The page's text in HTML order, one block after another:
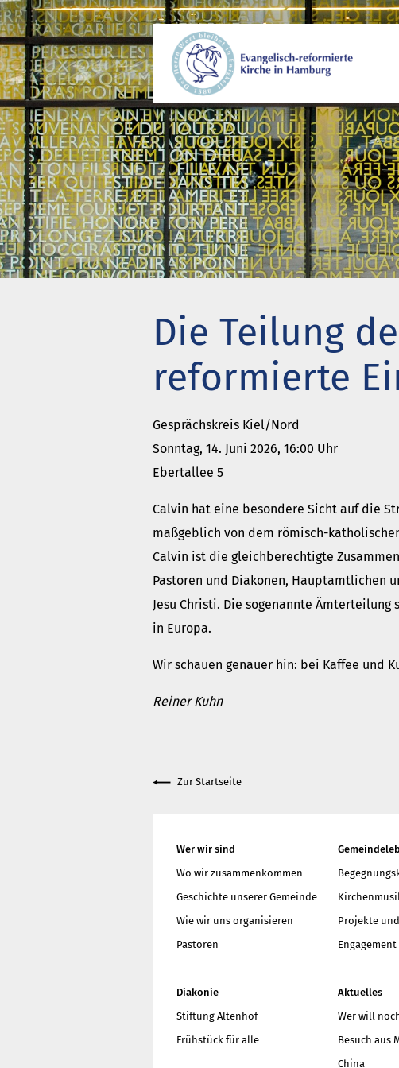
Wer wir sind
Wo wir zusammenkommen
Geschichte unserer Gemeinde
Wie wir uns organisieren
Pastoren
Projekte
Engagement
Diakonie
Frühstück für alle
Aktuelles
Besuch aus
China
Gott neu
Die Teilung
reformierte
Gesprächskreis Kiel/Nord
Sonntag, 14. Juni 2026, 16:00 Uhr
Ebertallee 5
Calvin hat eine besondere Sicht auf die
maßgeblich von dem römisch-
Calvin ist die gleichberechtigte
Pastoren und Diakonen, Hauptamtlichen
Jesu Christi. Die sogenannte
in Europa.
Wir schauen genauer hin: bei Kaffee und
Reiner Kuhn
Zur Startseite
Wer wir sind
Wo wir zusammenkommen
Geschichte unserer Gemeinde
Wie wir uns organisieren
Pastoren
Projekte
Engagement
Diakonie
Stiftung Altenhof
Frühstück für alle
Aktuelles
Wer will
Besuch aus
China